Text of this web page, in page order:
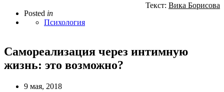
Posted in
Психология
Текст: Вика Борисова
Самореализация через интимную
жизнь: это возможно?
9 мая, 2018